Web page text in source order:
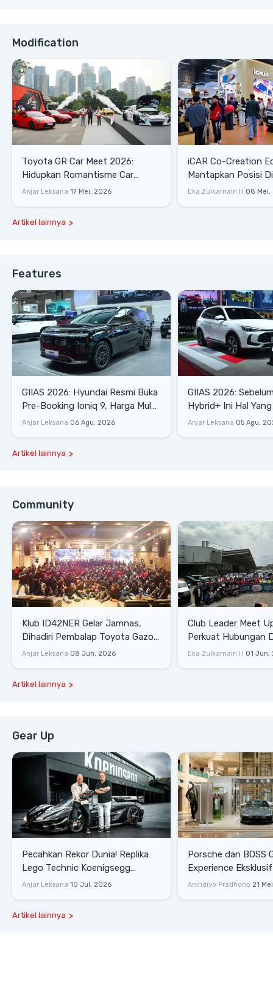
Modification
Toyota GR Car Meet 2026:
Hidupkan Romantisme Car
Culture Era 90-an
Anjar Leksana 17 Mei, 2026
iCAR Co-Creation
Mantapkan Posisi
Gaya Hidup
Eka Zulkarnain H 08 Mei,
Artikel lainnya
Features
GIIAS 2026: Hyundai Resmi Buka
Pre-Booking Ioniq 9, Harga Mulai
Rp1,49 Miliar
Anjar Leksana 06 Agu, 2026
GIIAS 2026:
Hybrid+ Ini Hal
Diketahui
Anjar Leksana 05 Agu,
Artikel lainnya
Community
Klub ID42NER Gelar Jamnas,
Dihadiri Pembalap Toyota Gazoo
Racing
Anjar Leksana 08 Jun, 2026
Club Leader Meet
Perkuat Hubungan
Dengan Komunitas
Eka Zulkarnain H 01 Jun,
Artikel lainnya
Gear Up
Pecahkan Rekor Dunia! Replika
Lego Technic Koenigsegg
Sadair's Spear Ukuran Asli Sukses
Anjar Leksana 10 Jul, 2026
Porsche dan BOSS
Experience
Senayan, Hadirkan
Anindiyo Pradhono 21
Artikel lainnya